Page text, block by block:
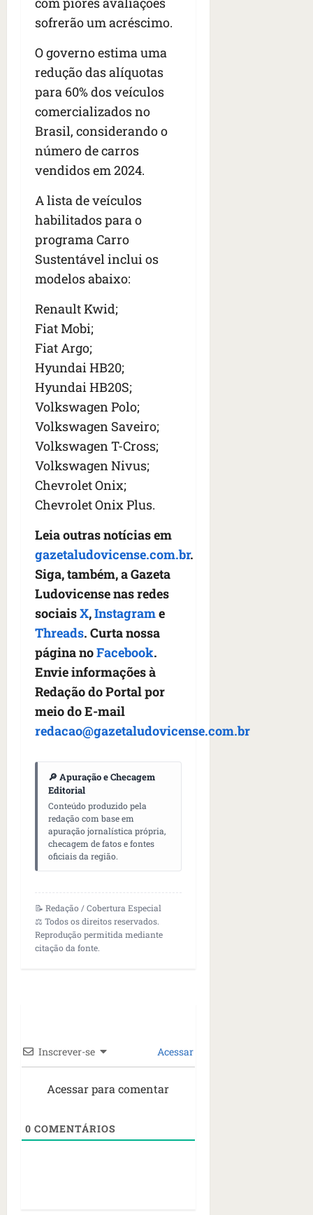
sofrerão um acréscimo.
O governo estima uma
redução das alíquotas
para 60% dos veículos
comercializados no
Brasil, considerando o
número de carros
vendidos em 2024.
A lista de veículos
habilitados para o
programa Carro
Sustentável inclui os
modelos abaixo:
Renault Kwid;
Fiat Mobi;
Fiat Argo;
Hyundai HB20;
Hyundai HB20S;
Volkswagen Polo;
Volkswagen Saveiro;
Volkswagen T-Cross;
Volkswagen Nivus;
Chevrolet Onix;
Chevrolet Onix Plus.
Leia outras notícias em
gazetaludovicense.com.br.
Siga, também, a Gazeta
Ludovicense nas redes
sociaisX,Instagrame
Threads. Curta nossa
página noFacebook.
Envie informações à
Redação do Portal por
meio do E-mail
redacao@gazetaludovicense.com.br
🔎 Apuração e Checagem
Editorial
Conteúdo produzido pela
redação com base em
apuração jornalística própria,
checagem de fatos e fontes
oficiais da região.
📝 Redação / Cobertura Especial
⚖️ Todos os direitos reservados.
Reprodução permitida mediante
citação da fonte.
Inscrever-se Acessar
Acessar para comentar
0 COMENTÁRIOS